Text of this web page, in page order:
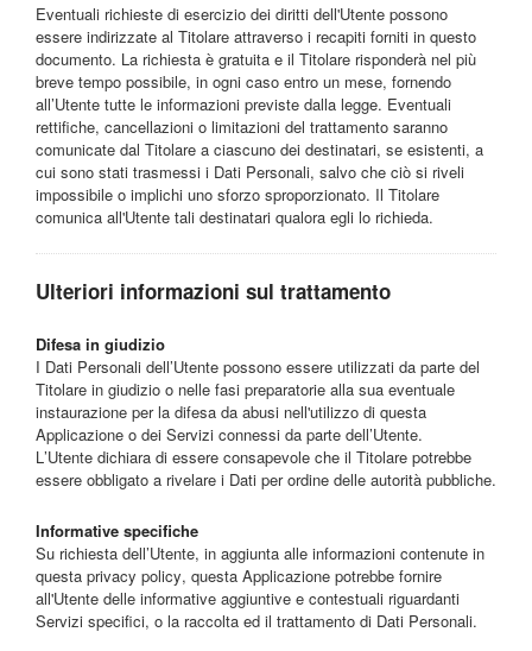
Eventuali richieste di esercizio dei diritti dell'Utente possono
essere indirizzate al Titolare attraverso i recapiti forniti in questo
documento. La richiesta è gratuita e il Titolare risponderà nel più
breve tempo possibile, in ogni caso entro un mese, fornendo
all’Utente tutte le informazioni previste dalla legge. Eventuali
rettifiche, cancellazioni o limitazioni del trattamento saranno
comunicate dal Titolare a ciascuno dei destinatari, se esistenti, a
cui sono stati trasmessi i Dati Personali, salvo che ciò si riveli
impossibile o implichi uno sforzo sproporzionato. Il Titolare
comunica all'Utente tali destinatari qualora egli lo richieda.
Ulteriori informazioni sul trattamento
Difesa in giudizio
I Dati Personali dell’Utente possono essere utilizzati da parte del
Titolare in giudizio o nelle fasi preparatorie alla sua eventuale
instaurazione per la difesa da abusi nell'utilizzo di questa
Applicazione o dei Servizi connessi da parte dell’Utente.
L’Utente dichiara di essere consapevole che il Titolare potrebbe
essere obbligato a rivelare i Dati per ordine delle autorità pubbliche.
Informative specifiche
Su richiesta dell’Utente, in aggiunta alle informazioni contenute in
questa privacy policy, questa Applicazione potrebbe fornire
all'Utente delle informative aggiuntive e contestuali riguardanti
Servizi specifici, o la raccolta ed il trattamento di Dati Personali.